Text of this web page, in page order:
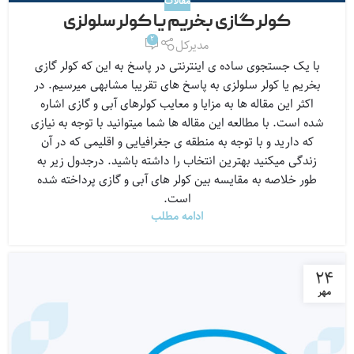
کولر گازی بخریم یا کولر سلولزی
مدیرکل 2
با یک جستجوی ساده ی اینترنتی در پاسخ به این که کولر گازی
بخریم یا کولر سلولزی به پاسخ های تقریبا مشابهی میرسیم. در
اکثر این مقاله ها به مزایا و معایب کولرهای آبی و گازی اشاره
شده است. با مطالعه این مقاله ها شما میتوانید با توجه به نیازی
که دارید و با توجه به منطقه ی جغرافیایی و اقلیمی که در آن
زندگی میکنید بهترین انتخاب را داشته باشید. درجدول زیر به
طور خلاصه به مقایسه بین کولر های آبی و گازی پرداخته شده
است.
ادامه مطلب
۲۴
مهر